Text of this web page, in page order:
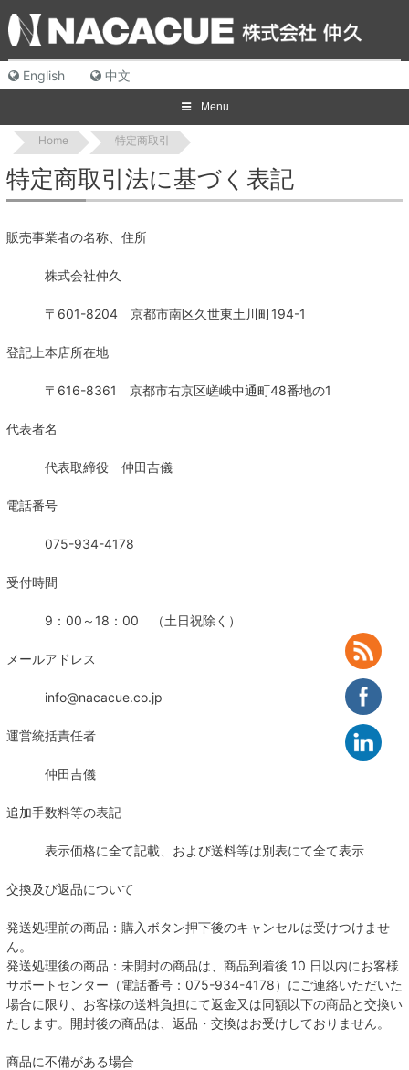
to
content
English
中文
Menu
Home 特定商取引
特定商取引法に基づく表記
販売事業者の名称、住所
株式会社仲久
〒601-8204 京都市南区久世東土川町194-1
登記上本店所在地
〒616-8361 京都市右京区嵯峨中通町48番地の1
代表者名
代表取締役 仲田吉儀
電話番号
075-934-4178
受付時間
9：00～18：00 （土日祝除く）
メールアドレス
info@nacacue.co.jp
運営統括責任者
仲田吉儀
追加手数料等の表記
表示価格に全て記載、および送料等は別表にて全て表示
交換及び返品について
発送処理前の商品：購入ボタン押下後のキャンセルは受けつけませ
ん。
発送処理後の商品：未開封の商品は、商品到着後 10 日以内にお客様
サポートセンター（電話番号：075-934-4178）にご連絡いただいた
場合に限り、お客様の送料負担にて返金又は同額以下の商品と交換い
たします。開封後の商品は、返品・交換はお受けしておりません。
商品に不備がある場合